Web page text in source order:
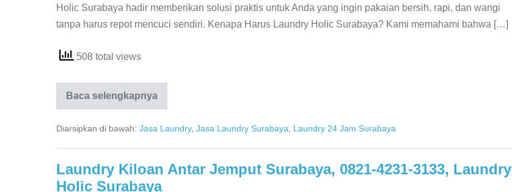
Holic Surabaya hadir memberikan solusi praktis untuk Anda yang ingin pakaian bersih, rapi, dan wangi
tanpa harus repot mencuci sendiri. Kenapa Harus Laundry Holic Surabaya? Kami memahami bahwa […]
508 total views
Baca selengkapnya
Terdekat
Surabaya,
3133,
Laundry
Holic
Diarsipkan di bawah: Jasa Laundry, Jasa Laundry Surabaya Laundry 24 Jam Surabaya
Laundry Kiloan Antar Jemput Surabaya, 0821-4231-3133, Laundry
Holic Surabaya